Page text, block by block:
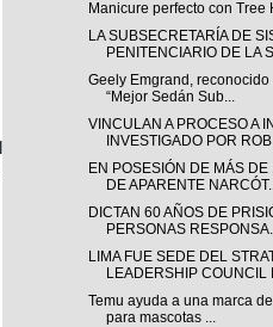
Manicure perfecto con Tree
LA SUBSECRETARÍA DE
PENITENCIARIO DE LA
Geely Emgrand, reconocido
“Mejor Sedán Sub...
VINCULAN A PROCESO A
INVESTIGADO POR
EN POSESIÓN DE MÁS
DE APARENTE
DICTAN 60 AÑOS DE
PERSONAS
LIMA FUE SEDE DEL
LEADERSHIP COUNCIL
Temu ayuda a una marca
para mascotas ...